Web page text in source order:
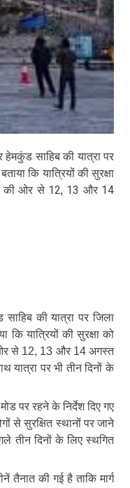
साहिब की यात्रा पर
कि यात्रियों की सुरक्षा
की ओर से 12, 13 और 14
की यात्रा पर जिला
कि यात्रियों की सुरक्षा को
ओर से 12, 13 और 14 अगस्त
यात्रा पर भी तीन दिनों के
पर रहने के निर्देश दिए गए
से सुरक्षित स्थानों पर जाने
तीन दिनों के लिए स्थगित
तैनात की गई है ताकि मार्ग